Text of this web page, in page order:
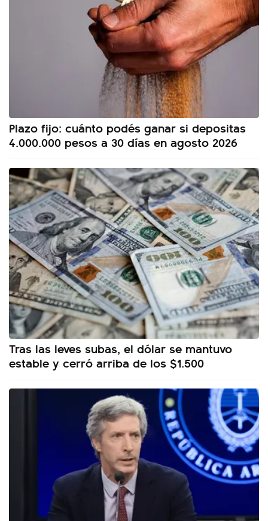
Plazo fijo: cuánto podés ganar si depositas
4.000.000 pesos a 30 días en agosto 2026
Tras las leves subas, el dólar se mantuvo
estable y cerró arriba de los $1.500